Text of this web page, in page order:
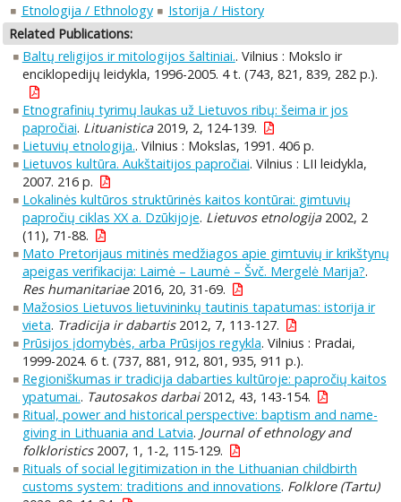
Etnologija / Ethnology
Istorija / History
Related Publications:
Baltų religijos ir mitologijos šaltiniai.. Vilnius : Mokslo ir
enciklopedijų leidykla, 1996-2005. 4 t. (743, 821, 839, 282 p.).
Etnografinių tyrimų laukas už Lietuvos ribų: šeima ir jos
papročiai. Lituanistica2019, 2, 124-139.
Lietuvių etnologija.. Vilnius : Mokslas, 1991. 406 p.
Lietuvos kultūra. Aukštaitijos papročiai. Vilnius : LII leidykla,
2007. 216 p.
Lokalinės kultūros struktūrinės kaitos kontūrai: gimtuvių
papročių ciklas XX a. Dzūkijoje. Lietuvos etnologija2002, 2
(11), 71-88.
Mato Pretorijaus mitinės medžiagos apie gimtuvių ir krikštynų
apeigas verifikacija: Laimė – Laumė – Švč. Mergelė Marija?.
Res humanitariae2016, 20, 31-69.
Mažosios Lietuvos lietuvininkų tautinis tapatumas: istorija ir
vieta. Tradicija ir dabartis2012, 7, 113-127.
Prūsijos įdomybės, arba Prūsijos regykla. Vilnius : Pradai,
1999-2024. 6 t. (737, 881, 912, 801, 935, 911 p.).
Regioniškumas ir tradicija dabarties kultūroje: papročių kaitos
ypatumai.. Tautosakos darbai2012, 43, 143-154.
Ritual, power and historical perspective: baptism and name-
giving in Lithuania and Latvia. Journal of ethnology and
folkloristics2007, 1, 1-2, 115-129.
Rituals of social legitimization in the Lithuanian childbirth
customs system: traditions and innovations. Folklore (Tartu)